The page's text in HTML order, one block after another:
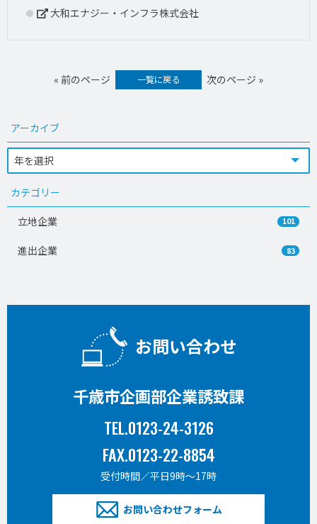
大和エナジー・インフラ株式会社
« 前のページ 一覧に戻る 次のページ »
アーカイブ
カテゴリー
立地企業 101
進出企業 83
お問い合わせ
千歳市企画部企業誘致課
TEL.0123-24-3126
FAX.0123-22-8854
受付時間／平日9時〜17時
お問い合わせフォーム